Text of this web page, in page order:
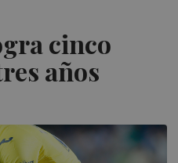
cinco
años